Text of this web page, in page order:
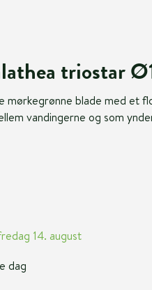
triostar
mørkegrønne blade med et
vandingerne og som
14. august
dag